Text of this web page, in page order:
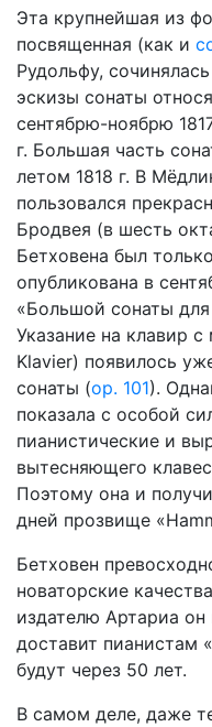
Эта крупнейшая из
посвященная (как и
Рудольфу,
эскизы сонаты
сентябрю-ноябрю
г. Большая часть
летом 1818 г. В
пользовался
Бродвея (в шесть
Бетховена был
опубликована в
«Большой сонаты
Указание на клавир
Klavier) появилось
сонаты (ор. 101).
показала с особой
пианистические и
вытесняющего
Поэтому она и
дней прозвище
Бетховен
новаторские
издателю Артариа он
доставит пианистам
будут через 50 лет.
В самом деле, даже